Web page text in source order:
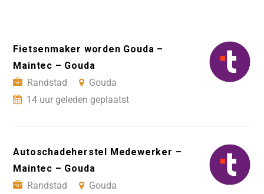
Fietsenmaker worden Gouda –
Maintec – Gouda
Randstad
Gouda
14 uur geleden geplaatst
Autoschadeherstel Medewerker –
Maintec – Gouda
Randstad
Gouda